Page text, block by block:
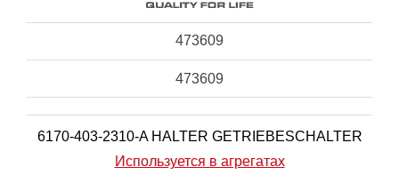
473609
473609
6170-403-2310-A HALTER GETRIEBESCHALTER
Используется в агрегатах